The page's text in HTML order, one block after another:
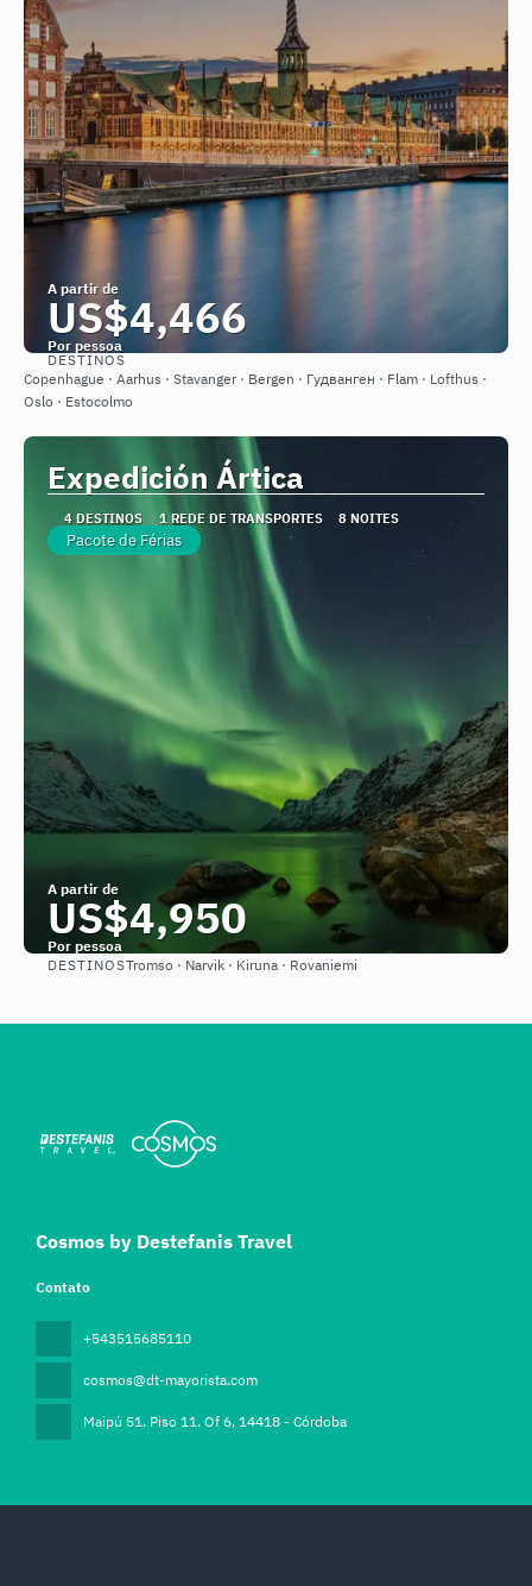
A partir de
US$4,466
Por pessoa
Saiba mais
DESTINOS
Copenhague · Aarhus · Stavanger · Bergen · Гудванген · Flam · Lofthus ·
Oslo · Estocolmo
Expedición Ártica
4 DESTINOS 1 REDE DE TRANSPORTES 8 NOITES
Pacote de Férias
A partir de
US$4,950
Por pessoa
Saiba mais
DESTINOSTromso · Narvik · Kiruna · Rovaniemi
Cosmos by Destefanis Travel
Contato
+543515685110
cosmos@dt-mayorista.com
Maipú 51. Piso 11. Of 6, 14418 - Córdoba